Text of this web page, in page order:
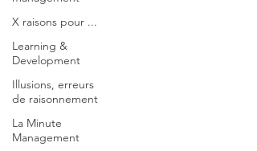
X raisons pour ...
Learning &
Development
Illusions, erreurs
de raisonnement
La Minute
Management